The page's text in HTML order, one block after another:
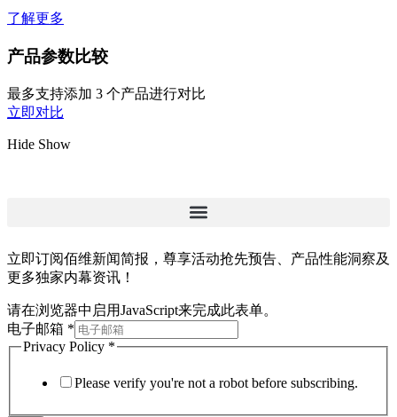
了解更多
产品参数比较
最多支持添加 3 个产品进行对比
立即对比
Hide Show
立即订阅佰维新闻简报，尊享活动抢先预告、产品性能洞察及
更多独家内幕资讯！
请在浏览器中启用JavaScript来完成此表单。
电子邮箱 *
Privacy Policy *
Please verify you're not a robot before subscribing.